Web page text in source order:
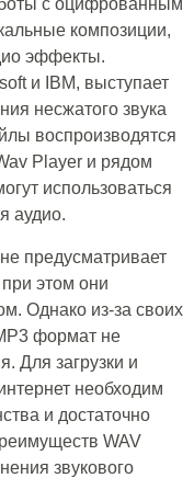
с оцифрованным
композиции,
эффекты.
и IBM, выступает
несжатого звука
воспроизводятся
Player и рядом
использоваться
аудио.
предусматривает
этом они
Однако из-за своих
формат не
Для загрузки и
необходим
и достаточно
WAV
звукового